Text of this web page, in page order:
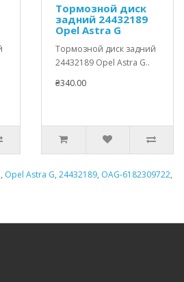
Тормозной диск
задний 24432189
Opel Astra G
Тормозной диск задний
24432189 Opel Astra G..
₴340.00
, Opel Astra G, 24432189, OAG-6182309722,